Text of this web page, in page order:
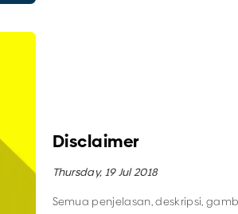
Disclaimer
Thursday, 19 Jul 2018
Semua penjelasan, deskripsi,